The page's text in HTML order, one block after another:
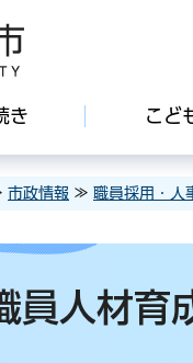
き こど
市政情報 ≫ 職員採用・人
員人材育